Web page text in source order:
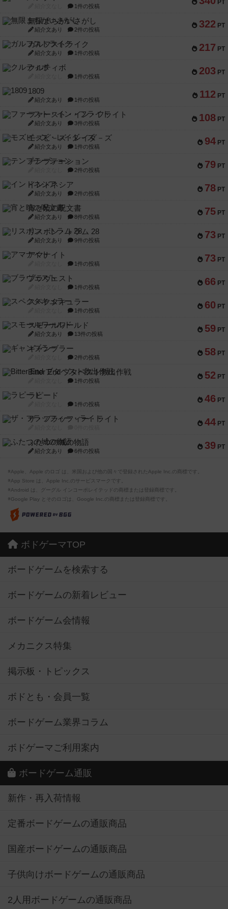
PT
1件の投稿
322 PT
無限まちがいさがし
紹介文あり 2件の投稿
217 PT
ガルフストライク
紹介文あり 1件の投稿
203 PT
クルティボ
1件の投稿
112 PT
1809
紹介文あり 1件の投稿
108 PT
ファースト・イン・フライト
紹介文あり 3件の投稿
94 PT
モズビ－ズ・レイダ－ズ
紹介文あり 1件の投稿
79 PT
テンプテーション
2件の投稿
78 PT
インドネシア
紹介文あり 2件の投稿
75 PT
宵と暁の呪文書
紹介文あり 8件の投稿
73 PT
リスボン・トラム 28
紹介文あり 9件の投稿
73 PT
アマナイト
1件の投稿
66 PT
ブラヴェスト
1件の投稿
60 PT
スペクタキュラー
1件の投稿
59 PT
スモールワールド
紹介文あり 13件の投稿
58 PT
ギャンブラー
2件の投稿
52 PT
Bitter End ブタペスト救出作戦
1件の投稿
46 PT
ラピード
1件の投稿
44 PT
ザ・フラッフィー・ライト
39 PT
ふたつの城の物語
紹介文あり 6件の投稿
※Apple、Apple のロゴ は、米国および他の国々で登録されたApple Inc.の商標です。
※App Store は、Apple Inc.のサービスマークです。
※Android は、グーグル インコーポレイテッドの商標または登録商標です。
※Google Play とそのロゴは、Google Inc.の商標または登録商標です。
ボドゲーマTOP
ボードゲームを検索する
ボードゲームの新着レビュー
ボードゲーム会情報
メカニクス特集
掲示板・トピックス
ボドとも・会員一覧
ボードゲーム業界コラム
ボドゲーマご利用案内
ボードゲーム通販
新作・再入荷情報
定番ボードゲームの通販商品
国産ボードゲームの通販商品
子供向けボードゲームの通販商品
2人用ボードゲームの通販商品